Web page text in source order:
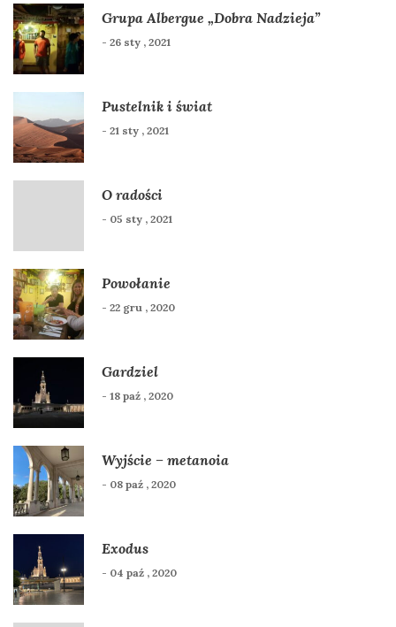
Grupa Albergue „Dobra Nadzieja”
- 26 sty , 2021
Pustelnik i świat
- 21 sty , 2021
O radości
- 05 sty , 2021
Powołanie
- 22 gru , 2020
Gardziel
- 18 paź , 2020
Wyjście – metanoia
- 08 paź , 2020
Exodus
- 04 paź , 2020